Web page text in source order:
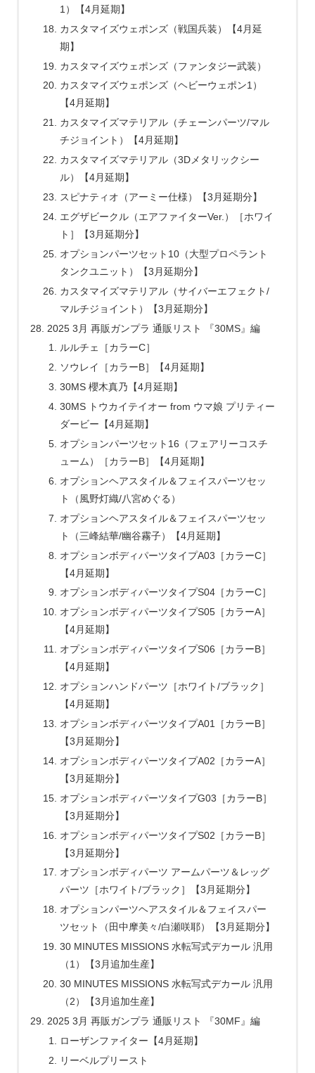
1）【4月延期】
カスタマイズウェポンズ（戦国兵装）【4月延
期】
カスタマイズウェポンズ（ファンタジー武装）
カスタマイズウェポンズ（ヘビーウェポン1）
【4月延期】
カスタマイズマテリアル（チェーンパーツ/マル
チジョイント）【4月延期】
カスタマイズマテリアル（3Dメタリックシー
ル）【4月延期】
スピナティオ（アーミー仕様）【3月延期分】
エグザビークル（エアファイターVer.）［ホワイ
ト］【3月延期分】
オプションパーツセット10（大型プロペラント
タンクユニット）【3月延期分】
カスタマイズマテリアル（サイバーエフェクト/
マルチジョイント）【3月延期分】
2025 3月 再販ガンプラ 通販リスト 『30MS』編
ルルチェ［カラーC］
ソウレイ［カラーB］【4月延期】
30MS 櫻木真乃【4月延期】
30MS トウカイテイオー from ウマ娘 プリティー
ダービー【4月延期】
オプションパーツセット16（フェアリーコスチ
ューム）［カラーB］【4月延期】
オプションヘアスタイル＆フェイスパーツセッ
ト（風野灯織/八宮めぐる）
オプションヘアスタイル＆フェイスパーツセッ
ト（三峰結華/幽谷霧子）【4月延期】
オプションボディパーツタイプA03［カラーC］
【4月延期】
オプションボディパーツタイプS04［カラーC］
オプションボディパーツタイプS05［カラーA］
【4月延期】
オプションボディパーツタイプS06［カラーB］
【4月延期】
オプションハンドパーツ［ホワイト/ブラック］
【4月延期】
オプションボディパーツタイプA01［カラーB］
【3月延期分】
オプションボディパーツタイプA02［カラーA］
【3月延期分】
オプションボディパーツタイプG03［カラーB］
【3月延期分】
オプションボディパーツタイプS02［カラーB］
【3月延期分】
オプションボディパーツ アームパーツ＆レッグ
パーツ［ホワイト/ブラック］【3月延期分】
オプションパーツヘアスタイル＆フェイスパー
ツセット（田中摩美々/白瀬咲耶）【3月延期分】
30 MINUTES MISSIONS 水転写式デカール 汎用
（1）【3月追加生産】
30 MINUTES MISSIONS 水転写式デカール 汎用
（2）【3月追加生産】
2025 3月 再販ガンプラ 通販リスト 『30MF』編
ローザンファイター【4月延期】
リーベルプリースト